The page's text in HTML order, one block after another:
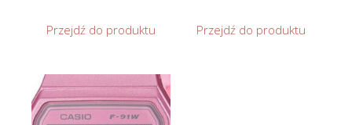
Przejdź do produktu Przejdź do produktu